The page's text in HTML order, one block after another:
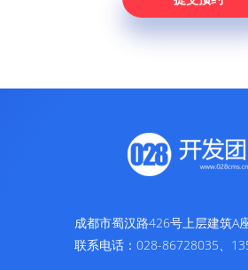
成都市蜀汉路426号上层建筑A
联系电话：028-86728035、